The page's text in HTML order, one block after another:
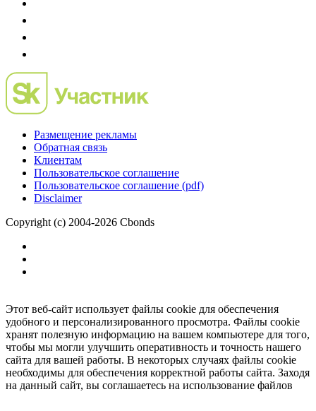
Размещение рекламы
Обратная связь
Клиентам
Пользовательское соглашение
Пользовательское соглашение (pdf)
Disclaimer
Copyright (c) 2004-2026 Cbonds
Этот веб-сайт использует файлы cookie для обеспечения
удобного и персонализированного просмотра. Файлы cookie
хранят полезную информацию на вашем компьютере для того,
чтобы мы могли улучшить оперативность и точность нашего
сайта для вашей работы. В некоторых случаях файлы cookie
необходимы для обеспечения корректной работы сайта. Заходя
на данный сайт, вы соглашаетесь на использование файлов